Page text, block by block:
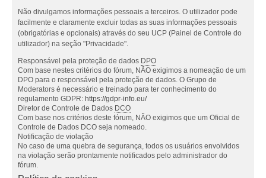
Não divulgamos informações pessoais a terceiros. O utilizador pode
facilmente e claramente excluir todas as suas informações pessoais
(obrigatórias e opcionais) através do seu UCP (Painel de Controle do
utilizador) na seção "Privacidade".
Responsável pela proteção de dados DPO
Com base nestes critérios do fórum, NÃO exigimos a nomeação de um
DPO para o responsável pela proteção de dados. O Grupo de
Moderators é necessário e treinado para ter conhecimento do
regulamento GDPR: https://gdpr-info.eu/
Diretor de Controle de Dados DCO
Com base nos critérios deste fórum, NÃO exigimos que um Oficial de
Controle de Dados DCO seja nomeado.
Notificação de violação
No caso de uma quebra de segurança, todos os usuários envolvidos
na violação serão prontamente notificados pelo administrador do
fórum.